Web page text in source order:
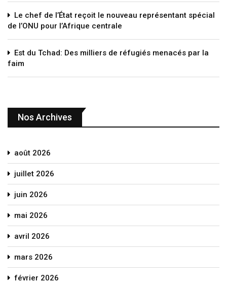
Le chef de l’État reçoit le nouveau représentant spécial
de l’ONU pour l’Afrique centrale
Est du Tchad: Des milliers de réfugiés menacés par la
faim
Nos Archives
août 2026
juillet 2026
juin 2026
mai 2026
avril 2026
mars 2026
février 2026